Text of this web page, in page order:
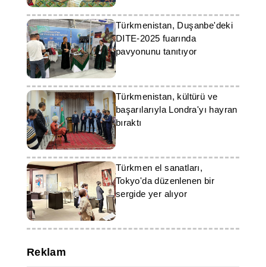
Türkmenistan, Duşanbe'deki
DITE-2025 fuarında
pavyonunu tanıtıyor
Türkmenistan, kültürü ve
başarılarıyla Londra'yı hayran
bıraktı
Türkmen el sanatları,
Tokyo'da düzenlenen bir
sergide yer alıyor
Reklam